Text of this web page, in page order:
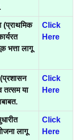
(प्राथमिक
भत्ता लागू
Click
Here
(प्रशासन
तत्सम या
Click
Here
लागू
Click
Here